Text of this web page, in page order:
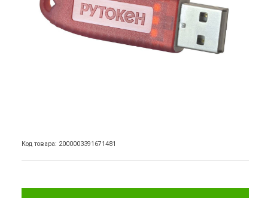
Код товара: 2000003391671481